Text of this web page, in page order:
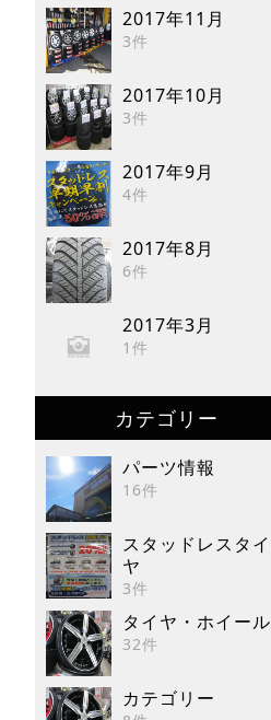
2017年11月
3件
2017年10月
3件
2017年9月
4件
2017年8月
6件
2017年3月
1件
カテゴリー
パーツ情報
16件
スタッドレスタイ
ヤ
3件
タイヤ・ホイール
32件
カテゴリー